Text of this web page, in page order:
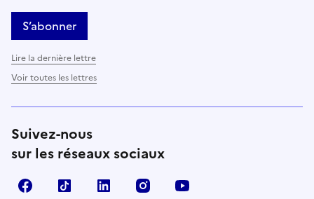
S’abonner
Lire la dernière lettre
Voir toutes les lettres
Suivez-nous
sur les réseaux sociaux
FacebookTikTok LinkedIn Instagram